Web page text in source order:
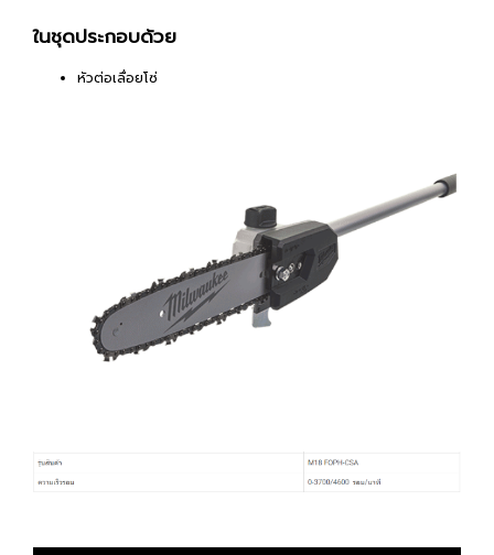
ในชุดประกอบด้วย
หัวต่อเลื่อยโซ่